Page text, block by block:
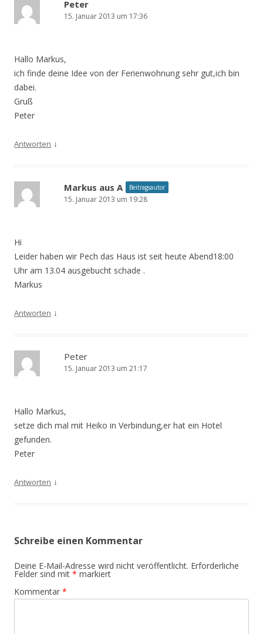
Peter
15. Januar 2013 um 17:36
Hallo Markus,
ich finde deine Idee von der Ferienwohnung sehr gut,ich bin
dabei.
Gruß
Peter
Antworten ↓
Markus aus A Beitragsautor
15. Januar 2013 um 19:28
Hi
Leider haben wir Pech das Haus ist seit heute Abend18:00
Uhr am 13.04 ausgebucht schade .
Markus
Antworten ↓
Peter
15. Januar 2013 um 21:17
Hallo Markus,
setze dich mal mit Heiko in Verbindung,er hat ein Hotel
gefunden.
Peter
Antworten ↓
Schreibe einen Kommentar
Deine E-Mail-Adresse wird nicht veröffentlicht. Erforderliche
Felder sind mit * markiert
Kommentar *